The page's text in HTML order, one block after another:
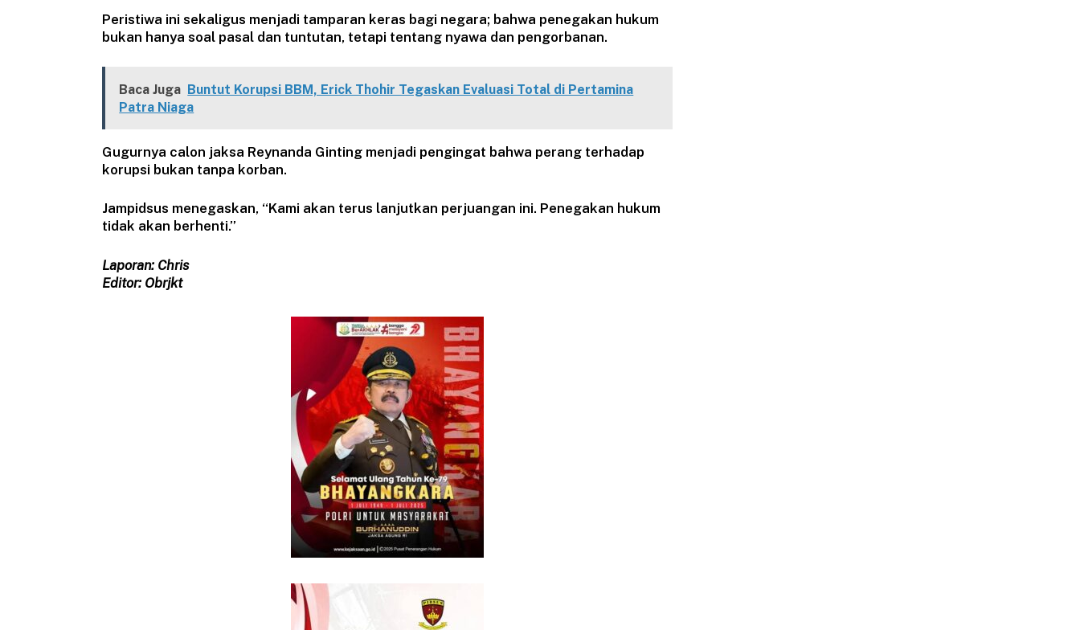
Peristiwa ini sekaligus menjadi tamparan keras bagi negara; bahwa penegakan hukum
bukan hanya soal pasal dan tuntutan, tetapi tentang nyawa dan pengorbanan.
Baca Juga Buntut Korupsi BBM, Erick Thohir Tegaskan Evaluasi Total di Pertamina
Patra Niaga
Gugurnya calon jaksa Reynanda Ginting menjadi pengingat bahwa perang terhadap
korupsi bukan tanpa korban.
Jampidsus menegaskan, “Kami akan terus lanjutkan perjuangan ini. Penegakan hukum
tidak akan berhenti.”
Laporan: Chris
Editor: Obrjkt